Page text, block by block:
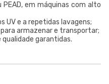
PEAD, em máquinas com alto
UV e a repetidas lavagens;
armazenar e transportar;
qualidade garantidas.